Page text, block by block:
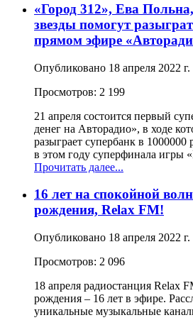
«Город 312», Ева
звезды помогут
прямом эфире
Опубликовано 18 апреля 2022 г.
Просмотров: 2 199
21 апреля состоится первый
денег на Авторадио», в ходе
разыграет супербанк в 1000000
в этом году суперфинала игры
Прочитать далее...
16 лет на спокойной
рождения, Relax FM!
Опубликовано 18 апреля 2022 г.
Просмотров: 2 096
18 апреля радиостанция Relax
рождения – 16 лет в эфире.
уникальные музыкальные